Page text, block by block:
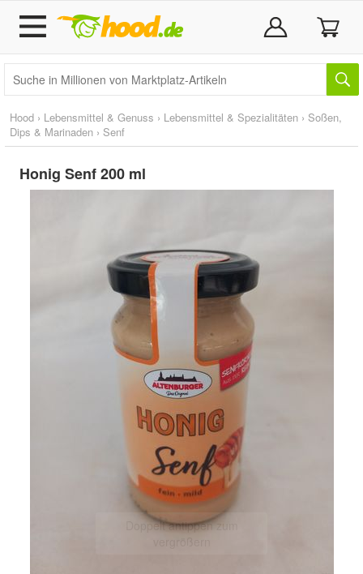
Hood › Lebensmittel & Genuss › Lebensmittel & Spezialitäten › Soßen,
Dips & Marinaden › Senf
Honig Senf 200 ml
Doppelt antippen zum
vergrößern